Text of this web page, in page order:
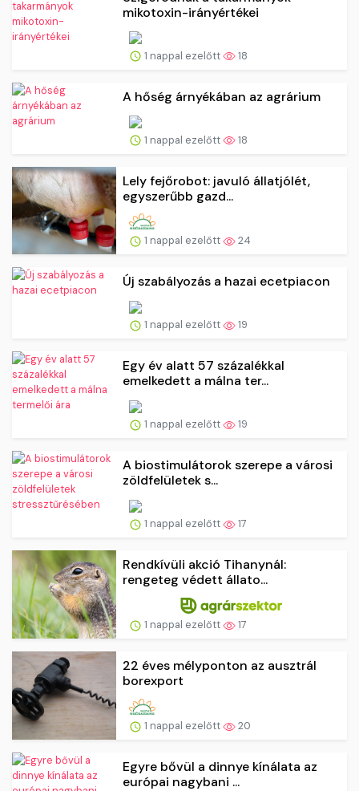
mikotoxin-irányértékei
1 nappal ezelőtt 18
A hőség árnyékában az agrárium
1 nappal ezelőtt 18
Lely fejőrobot: javuló állatjólét,
egyszerűbb gazd...
1 nappal ezelőtt 24
Új szabályozás a hazai ecetpiacon
1 nappal ezelőtt 19
Egy év alatt 57 százalékkal
emelkedett a málna ter...
1 nappal ezelőtt 19
A biostimulátorok szerepe a városi
zöldfelületek s...
1 nappal ezelőtt 17
Rendkívüli akció Tihanynál:
rengeteg védett állato...
1 nappal ezelőtt 17
22 éves mélyponton az ausztrál
borexport
1 nappal ezelőtt 20
Egyre bővül a dinnye kínálata az
európai nagybani ...